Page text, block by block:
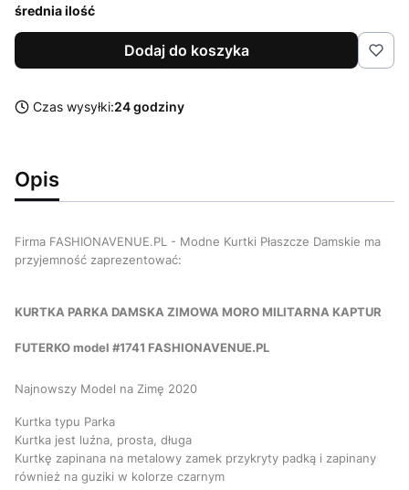
średnia ilość
Dodaj do koszyka
Czas wysyłki:24 godziny
Opis
Firma FASHIONAVENUE.PL - Modne Kurtki Płaszcze Damskie ma
przyjemność zaprezentować:
KURTKA PARKA DAMSKA ZIMOWA MORO MILITARNA KAPTUR
FUTERKO model #1741 FASHIONAVENUE.PL
Najnowszy Model na Zimę 2020
Kurtka typu Parka
Kurtka jest luźna, prosta, długa
Kurtkę zapinana na metalowy zamek przykryty padką i zapinany
również na guziki w kolorze czarnym